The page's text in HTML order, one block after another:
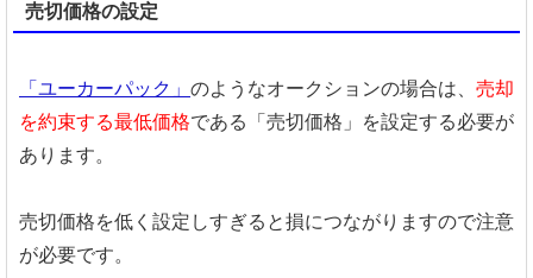
売切価格の設定
「ユーカーパック」 のようなオークションの場合は、 売却
を約束する最低価格である「売切価格」を設定する必要が
あります。
売切価格を低く設定しすぎると損につながりますので注意
が必要です。